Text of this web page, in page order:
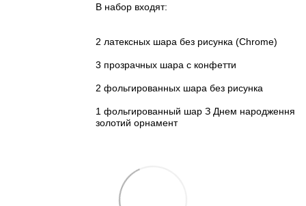
В набор входят:
2 латексных шара без рисунка (Chrome)
3 прозрачных шара с конфетти
2 фольгированных шара без рисунка
1 фольгированный шар З Днем народження
золотий орнамент